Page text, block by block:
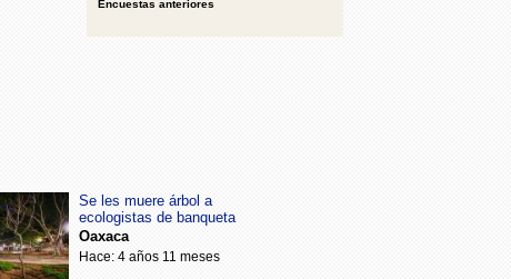
Encuestas anteriores
Se les muere árbol a
ecologistas de banqueta
Oaxaca
Hace: 4 años 11 meses